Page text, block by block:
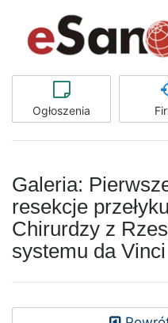
Ogłoszenia
Galeria:
resekcje
Chirurdzy z
systemu da